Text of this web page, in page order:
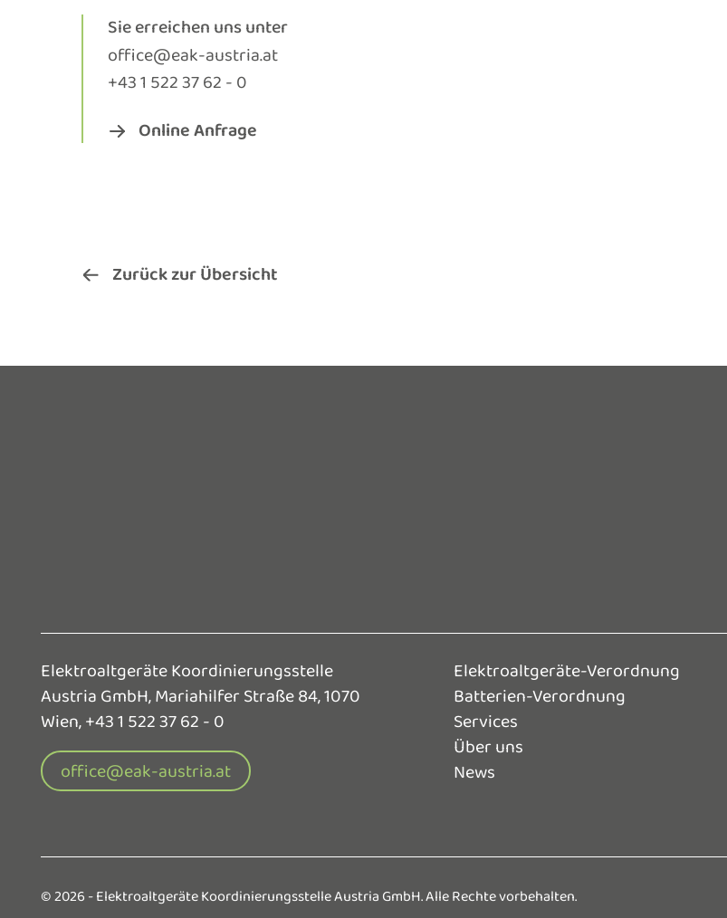
Sie erreichen uns unter
office@eak-austria.at
+43 1 522 37 62 - 0
Online Anfrage
Zurück zur Übersicht
Elektroaltgeräte Koordinierungsstelle
Austria GmbH,Mariahilfer Straße 84, 1070
Wien,+43 1 522 37 62 - 0
office@eak-austria.at
Elektroaltgeräte-Verordnung
Batterien-Verordnung
Services
Über uns
News
© 2026 - Elektro­altgeräte Koordinierungs­stelle Austria GmbH. Alle Rechte vorbehalten.